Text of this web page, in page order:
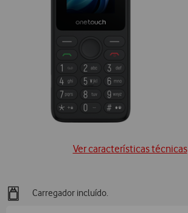
Ver características técnicas
Carregador incluído.